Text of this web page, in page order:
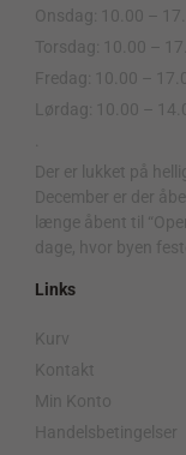
Onsdag: 10.00 –
Torsdag: 10.00 –
Fredag: 10.00 –
Lørdag: 10.00 –
Der er lukket på
December er der
længe åbent til
dage, hvor byen
Links
Kurv
Kontakt
Min Konto
Handelsbetingelser